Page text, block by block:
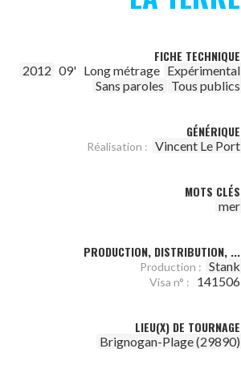
FICHE TECHNIQUE
2012 09' Long métrage Expérimental
Sans paroles Tous publics
GÉNÉRIQUE
Réalisation : Vincent Le Port
MOTS CLÉS
mer
PRODUCTION, DISTRIBUTION, ...
Production : Stank
Visa n° : 141506
LIEU(X) DE TOURNAGE
Brignogan-Plage (29890)